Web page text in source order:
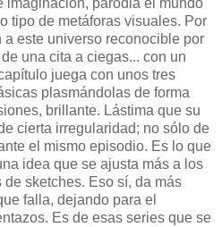
imaginación, parodia el mundo
tipo de metáforas visuales. Por
este universo reconocible por
una cita a ciegas... con un
juega con unos tres
plasmándolas de forma
brillante. Lástima que su
cierta irregularidad; no sólo de
el mismo episodio. Es lo que
idea que se ajusta más a los
sketches. Eso sí, da más
falla, dejando para el
Es de esas series que se